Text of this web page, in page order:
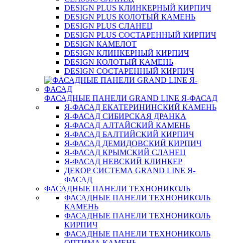
DESIGN PLUS КЛИНКЕРНЫЙ КИРПИЧ
DESIGN PLUS КОЛОТЫЙ КАМЕНЬ
DESIGN PLUS СЛАНЕЦ
DESIGN PLUS СОСТАРЕННЫЙ КИРПИЧ
DESIGN КАМЕЛОТ
DESIGN КЛИНКЕРНЫЙ КИРПИЧ
DESIGN КОЛОТЫЙ КАМЕНЬ
DESIGN СОСТАРЕННЫЙ КИРПИЧ
ФАСАДНЫЕ ПАНЕЛИ GRAND LINE Я-ФАСАД
Я-ФАСАД ЕКАТЕРИНИНСКИЙ КАМЕНЬ
Я-ФАСАД СИБИРСКАЯ ДРАНКА
Я-ФАСАД АЛТАЙСКИЙ КАМЕНЬ
Я-ФАСАД БАЛТИЙСКИЙ КИРПИЧ
Я-ФАСАД ДЕМИДОВСКИЙ КИРПИЧ
Я-ФАСАД КРЫМСКИЙ СЛАНЕЦ
Я-ФАСАД НЕВСКИЙ КЛИНКЕР
ДЕКОР СИСТЕМА GRAND LINE Я-
ФАСАД
ФАСАДНЫЕ ПАНЕЛИ ТЕХНОНИКОЛЬ
ФАСАДНЫЕ ПАНЕЛИ ТЕХНОНИКОЛЬ
КАМЕНЬ
ФАСАДНЫЕ ПАНЕЛИ ТЕХНОНИКОЛЬ
КИРПИЧ
ФАСАДНЫЕ ПАНЕЛИ ТЕХНОНИКОЛЬ